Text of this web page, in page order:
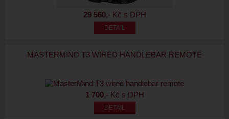
29 560,- Kč s DPH
MASTERMIND T3 WIRED HANDLEBAR REMOTE
1 700,- Kč s DPH